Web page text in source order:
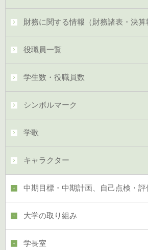
財務に関する情報（財務諸表・決算
役職員一覧
学生数・役職員数
シンボルマーク
学歌
キャラクター
中期目標・中期計画、自己点検・評
大学の取り組み
学長室